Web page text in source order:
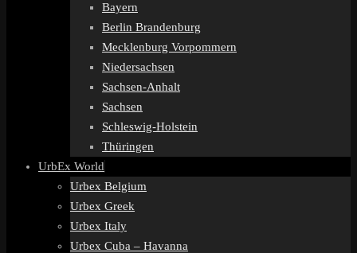
Bayern
Berlin Brandenburg
Mecklenburg Vorpommern
Niedersachsen
Sachsen-Anhalt
Sachsen
Schleswig-Holstein
Thüringen
UrbEx World
Urbex Belgium
Urbex Greek
Urbex Italy
Urbex Cuba – Havanna